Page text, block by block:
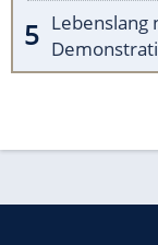
Lebenslang